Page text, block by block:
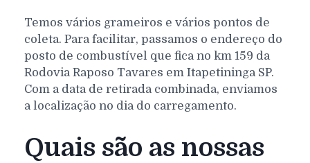
Temos vários grameiros e vários pontos de
coleta. Para facilitar, passamos o endereço do
posto de combustível que fica no km 159 da
Rodovia Raposo Tavares em Itapetininga SP.
Com a data de retirada combinada, enviamos
a localização no dia do carregamento.
Quais são as nossas